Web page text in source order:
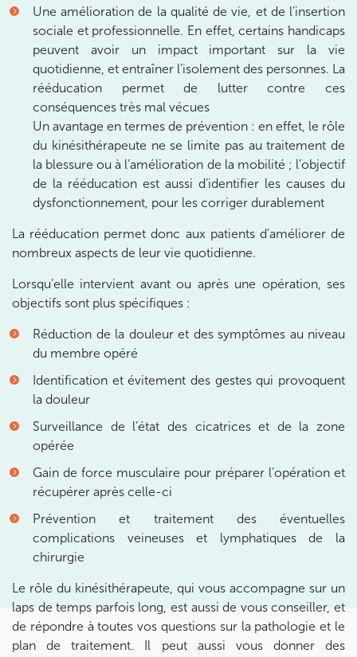
Une amélioration de la qualité de vie, et de l’insertion
sociale et professionnelle. En effet, certains handicaps
peuvent avoir un impact important sur la vie
quotidienne, et entraîner l’isolement des personnes. La
rééducation permet de lutter contre ces
conséquences très mal vécues
Un avantage en termes de prévention : en effet, le rôle
du kinésithérapeute ne se limite pas au traitement de
la blessure ou à l’amélioration de la mobilité ; l’objectif
de la rééducation est aussi d’identifier les causes du
dysfonctionnement, pour les corriger durablement
La rééducation permet donc aux patients d’améliorer de
nombreux aspects de leur vie quotidienne.
Lorsqu’elle intervient avant ou après une opération, ses
objectifs sont plus spécifiques :
Réduction de la douleur et des symptômes au niveau
du membre opéré
Identification et évitement des gestes qui provoquent
la douleur
Surveillance de l’état des cicatrices et de la zone
opérée
Gain de force musculaire pour préparer l’opération et
récupérer après celle-ci
Prévention et traitement des éventuelles
complications veineuses et lymphatiques de la
chirurgie
Le rôle du kinésithérapeute, qui vous accompagne sur un
laps de temps parfois long, est aussi de vous conseiller, et
de répondre à toutes vos questions sur la pathologie et le
plan de traitement. Il peut aussi vous donner des
74 Bd Haussmann 75008 Paris
01 44 71 93 74
Prenez RDV sur
Prenez RDV sur
IK MORANGIS
85 Av. de Balzac 91420 Morangis
85 Av. de Balzac 91420 Morangis
01 64 48 35 84
Prenez RDV sur
Prenez RDV sur
IK MEUDON
8 Rue de Paris 92190 Meudon
8 Rue de Paris 92190 Meudon
01 40 95 01 09
Prenez RDV sur